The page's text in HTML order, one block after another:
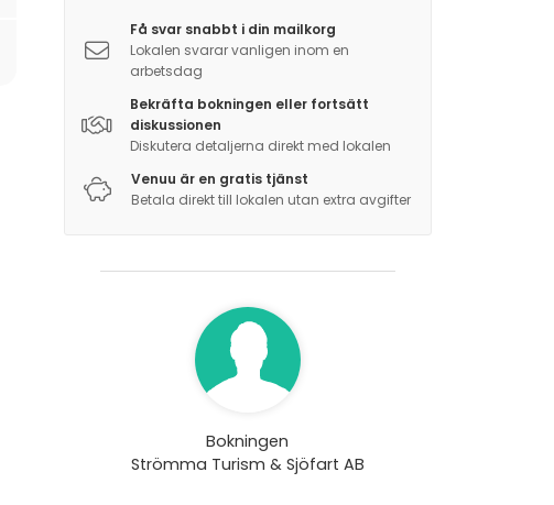
Få svar snabbt i din mailkorg
Lokalen svarar vanligen inom en
arbetsdag
Bekräfta bokningen eller fortsätt
diskussionen
Diskutera detaljerna direkt med lokalen
Venuu är en gratis tjänst
Betala direkt till lokalen utan extra avgifter
Bokningen
Strömma Turism & Sjöfart AB